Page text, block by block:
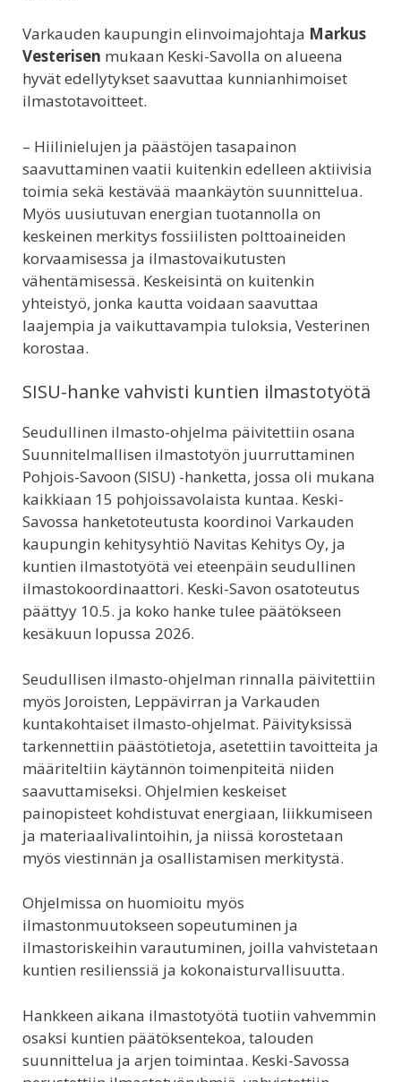
Varkauden kaupungin elinvoimajohtaja Markus
Vesterisen mukaan Keski-Savolla on alueena
hyvät edellytykset saavuttaa kunnianhimoiset
ilmastotavoitteet.
– Hiilinielujen ja päästöjen tasapainon
saavuttaminen vaatii kuitenkin edelleen aktiivisia
toimia sekä kestävää maankäytön suunnittelua.
Myös uusiutuvan energian tuotannolla on
keskeinen merkitys fossiilisten polttoaineiden
korvaamisessa ja ilmastovaikutusten
vähentämisessä. Keskeisintä on kuitenkin
yhteistyö, jonka kautta voidaan saavuttaa
laajempia ja vaikuttavampia tuloksia, Vesterinen
korostaa.
SISU-hanke vahvisti kuntien ilmastotyötä
Seudullinen ilmasto-ohjelma päivitettiin osana
Suunnitelmallisen ilmastotyön juurruttaminen
Pohjois-Savoon (SISU) -hanketta, jossa oli mukana
kaikkiaan 15 pohjoissavolaista kuntaa. Keski-
Savossa hanketoteutusta koordinoi Varkauden
kaupungin kehitysyhtiö Navitas Kehitys Oy, ja
kuntien ilmastotyötä vei eteenpäin seudullinen
ilmastokoordinaattori. Keski-Savon osatoteutus
päättyy 10.5. ja koko hanke tulee päätökseen
kesäkuun lopussa 2026.
Seudullisen ilmasto-ohjelman rinnalla päivitettiin
myös Joroisten, Leppävirran ja Varkauden
kuntakohtaiset ilmasto-ohjelmat. Päivityksissä
tarkennettiin päästötietoja, asetettiin tavoitteita ja
määriteltiin käytännön toimenpiteitä niiden
saavuttamiseksi. Ohjelmien keskeiset
painopisteet kohdistuvat energiaan, liikkumiseen
ja materiaalivalintoihin, ja niissä korostetaan
myös viestinnän ja osallistamisen merkitystä.
Ohjelmissa on huomioitu myös
ilmastonmuutokseen sopeutuminen ja
ilmastoriskeihin varautuminen, joilla vahvistetaan
kuntien resilienssiä ja kokonaisturvallisuutta.
Hankkeen aikana ilmastotyötä tuotiin vahvemmin
osaksi kuntien päätöksentekoa, talouden
suunnittelua ja arjen toimintaa. Keski-Savossa